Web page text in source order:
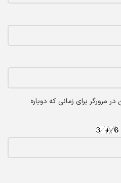
مرورگر برای زمانی که دوباره